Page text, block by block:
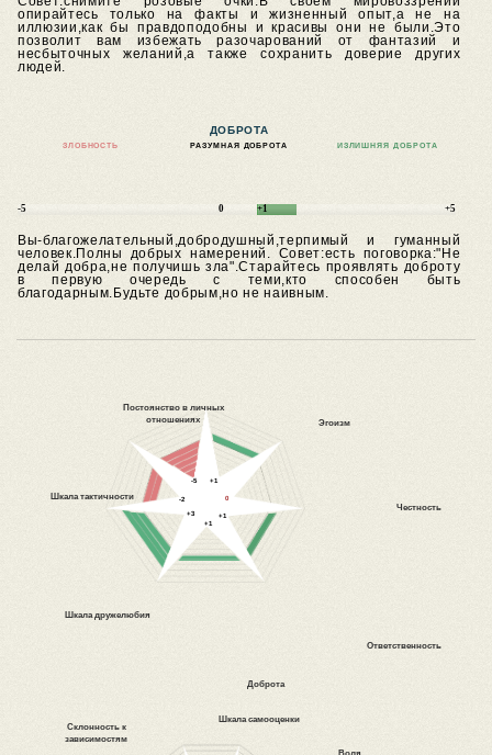
опирайтесь только на факты и жизненный опыт,а не на
иллюзии,как бы правдоподобны и красивы они не были.Это
позволит вам избежать разочарований от фантазий и
несбыточных желаний,а также сохранить доверие других
людей.
ДОБРОТА
ЗЛОБНОСТЬ РАЗУМНАЯ ДОБРОТА ИЗЛИШНЯЯ ДОБРОТА
-5 0 +1 +5
Вы-благожелательный,добродушный,терпимый и гуманный
человек.Полны добрых намерений. Совет:есть поговорка:"Не
делай добра,не получишь зла".Старайтесь проявлять доброту
в первую очередь с теми,кто способен быть
благодарным.Будьте добрым,но не наивным.